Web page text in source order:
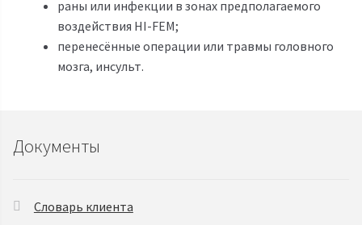
раны или инфекции в зонах предполагаемого
воздействия HI-FEM;
перенесённые операции или травмы головного
мозга, инсульт.
Документы
Словарь клиента